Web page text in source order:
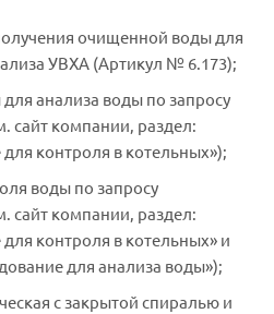
очищенной воды для
УВХА (Артикул № 6.173);
анализа воды по запросу
сайт компании, раздел:
контроля в котельных»);
воды по запросу
сайт компании, раздел:
контроля в котельных» и
для анализа воды»);
с закрытой спиралью и